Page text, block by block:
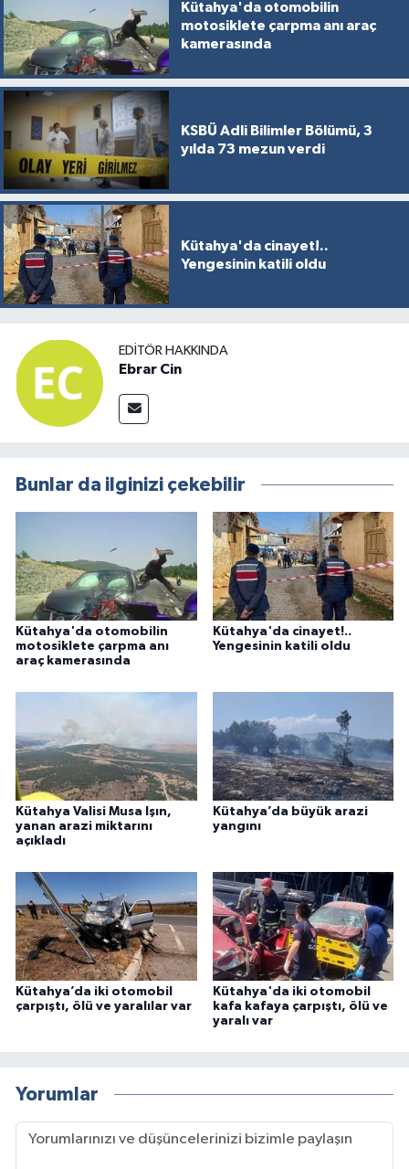
Kütahya'da otomobilin
motosiklete çarpma anı araç
kamerasında
KSBÜ Adli Bilimler Bölümü, 3
yılda 73 mezun verdi
Kütahya'da cinayet!..
Yengesinin katili oldu
EDITÖR HAKKINDA
Ebrar Cin
Bunlar da ilginizi çekebilir
Kütahya'da otomobilin
motosiklete çarpma anı
araç kamerasında
Kütahya'da cinayet!..
Yengesinin katili oldu
Kütahya Valisi Musa Işın,
yanan arazi miktarını
açıkladı
Kütahya’da büyük arazi
yangını
Kütahya’da iki otomobil
çarpıştı, ölü ve yaralılar var
Kütahya'da iki otomobil
kafa kafaya çarpıştı, ölü ve
yaralı var
Yorumlar